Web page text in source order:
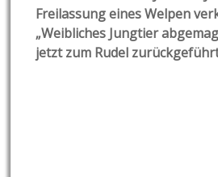
Freilassung eines Welpen
„Weibliches Jungtier
jetzt zum Rudel